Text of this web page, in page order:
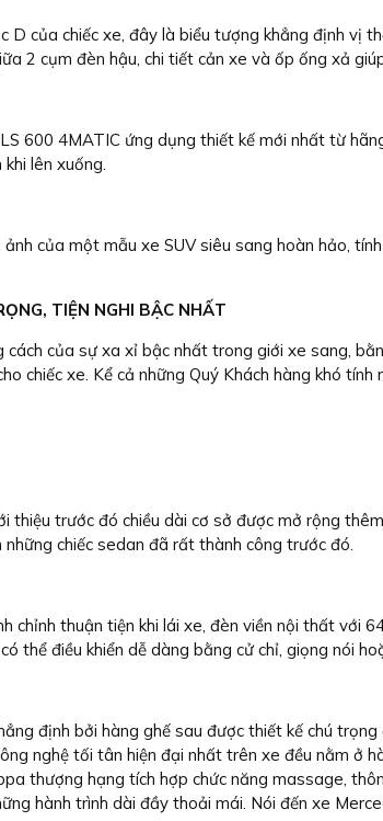
D của chiếc xe, đây là biểu tượng khẳng định
2 cụm đèn hậu, chi tiết cản xe và ốp ống xả
600 4MATIC ứng dụng thiết kế mới nhất từ
lên xuống.
của một mẫu xe SUV siêu sang hoàn hảo,
TIỆN NGHI BẬC NHẤT
của sự xa xỉ bậc nhất trong giới xe sang,
chiếc xe. Kể cả những Quý Khách hàng khó
thiệu trước đó chiều dài cơ sở được mở rộng
chiếc sedan đã rất thành công trước đó.
chỉnh thuận tiện khi lái xe, đèn viền nội thất
thể điều khiển dễ dàng bằng cử chỉ, giọng nói
định bởi hàng ghế sau được thiết kế chú
nghệ tối tân hiện đại nhất trên xe đều nằm ở
thượng hạng tích hợp chức năng massage,
hành trình dài đầy thoải mái. Nói đến xe